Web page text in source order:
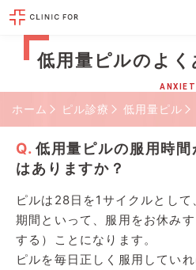
低用量ピルのよく
ホーム ピル診療 低用量ピル
低用量ピルの服用時
はありますか？
ピルは28日を1サイクルとし
期間といって、服用をお休み
する）ことになります。
ピルを毎日正しく服用してい